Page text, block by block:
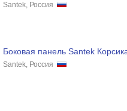
Santek, Россия
Боковая панель Santek
Santek, Россия